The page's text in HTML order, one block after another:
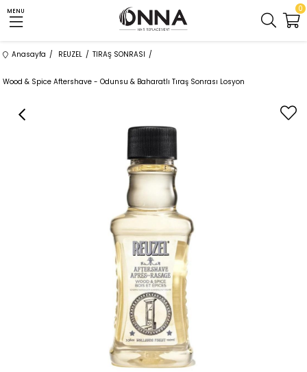
MENU 0
Anasayfa REUZEL TIRAŞ SONRASI
Wood & Spice Aftershave - Odunsu & Baharatlı Tıraş Sonrası Losyon